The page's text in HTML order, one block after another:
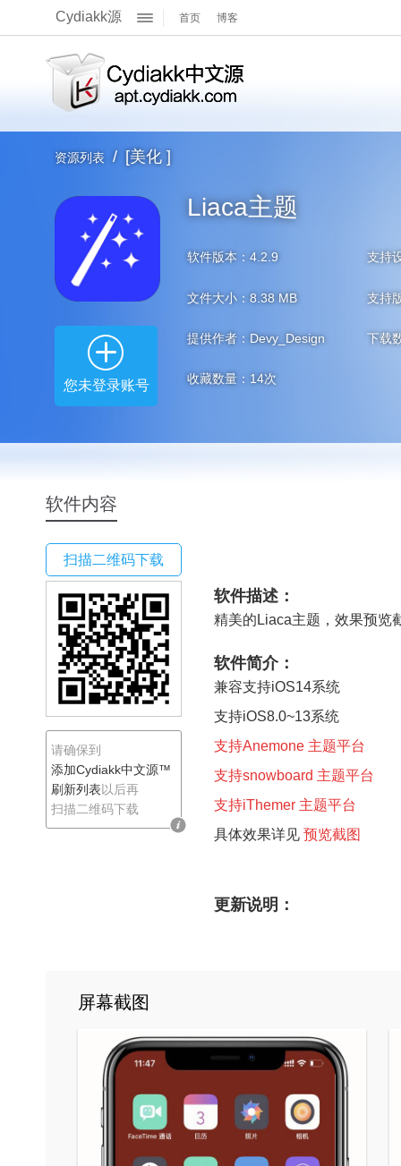
Cydiakk源
关于我们
官方Q群
官方博客
首页 博客
资源列表 / [美化 ]
您未登录账号
Liaca主题
软件版本：4.2.9 支持
文件大小：8.38 MB 支持
提供作者：Devy_Design 下载
收藏数量： 14次
软件内容
扫描二维码下载
请确保到
添加Cydiakk中文源™
刷新列表 以后再
扫描二维码下载
软件描述：
精美的Liaca主题，效果预览
软件简介：
兼容支持iOS14系统
支持iOS8.0~13系统
支持Anemone 主题平台
支持snowboard 主题平台
支持iThemer 主题平台
具体效果详见 预览截图
更新说明：
屏幕截图